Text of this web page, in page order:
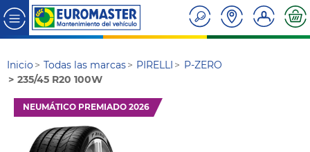
Inicio Todas las marcas PIRELLI
P-ZERO
235/45 R20 100W
NEUMÁTICO PREMIADO 2026